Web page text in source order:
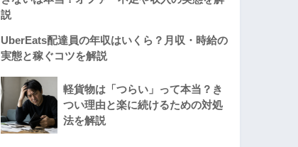
説
UberEats配達員の年収はいくら？月収・時給の
実態と稼ぐコツを解説
軽貨物は「つらい」って本当？き
つい理由と楽に続けるための対処
法を解説